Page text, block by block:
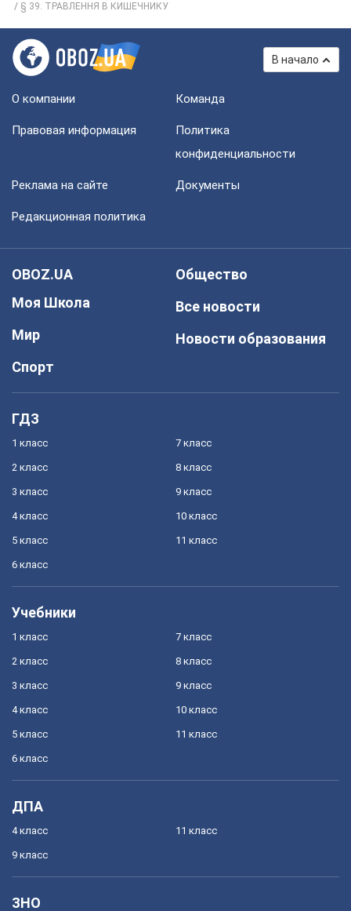
§ 39. ТРАВЛЕННЯ В КИШЕЧНИКУ
В начало
О компании Команда
Правовая информация
Политика
конфиденциальности
Реклама на сайте Документы
Редакционная политика
OBOZ.UA
Моя Школа
Мир
Спорт
Общество
Все новости
Новости образования
ГДЗ
1 класс
2 класс
3 класс
4 класс
5 класс
6 класс
7 класс
8 класс
9 класс
10 класс
11 класс
Учебники
1 класс
2 класс
3 класс
4 класс
5 класс
6 класс
7 класс
8 класс
9 класс
10 класс
11 класс
ДПА
4 класс
9 класс
11 класс
ЗНО